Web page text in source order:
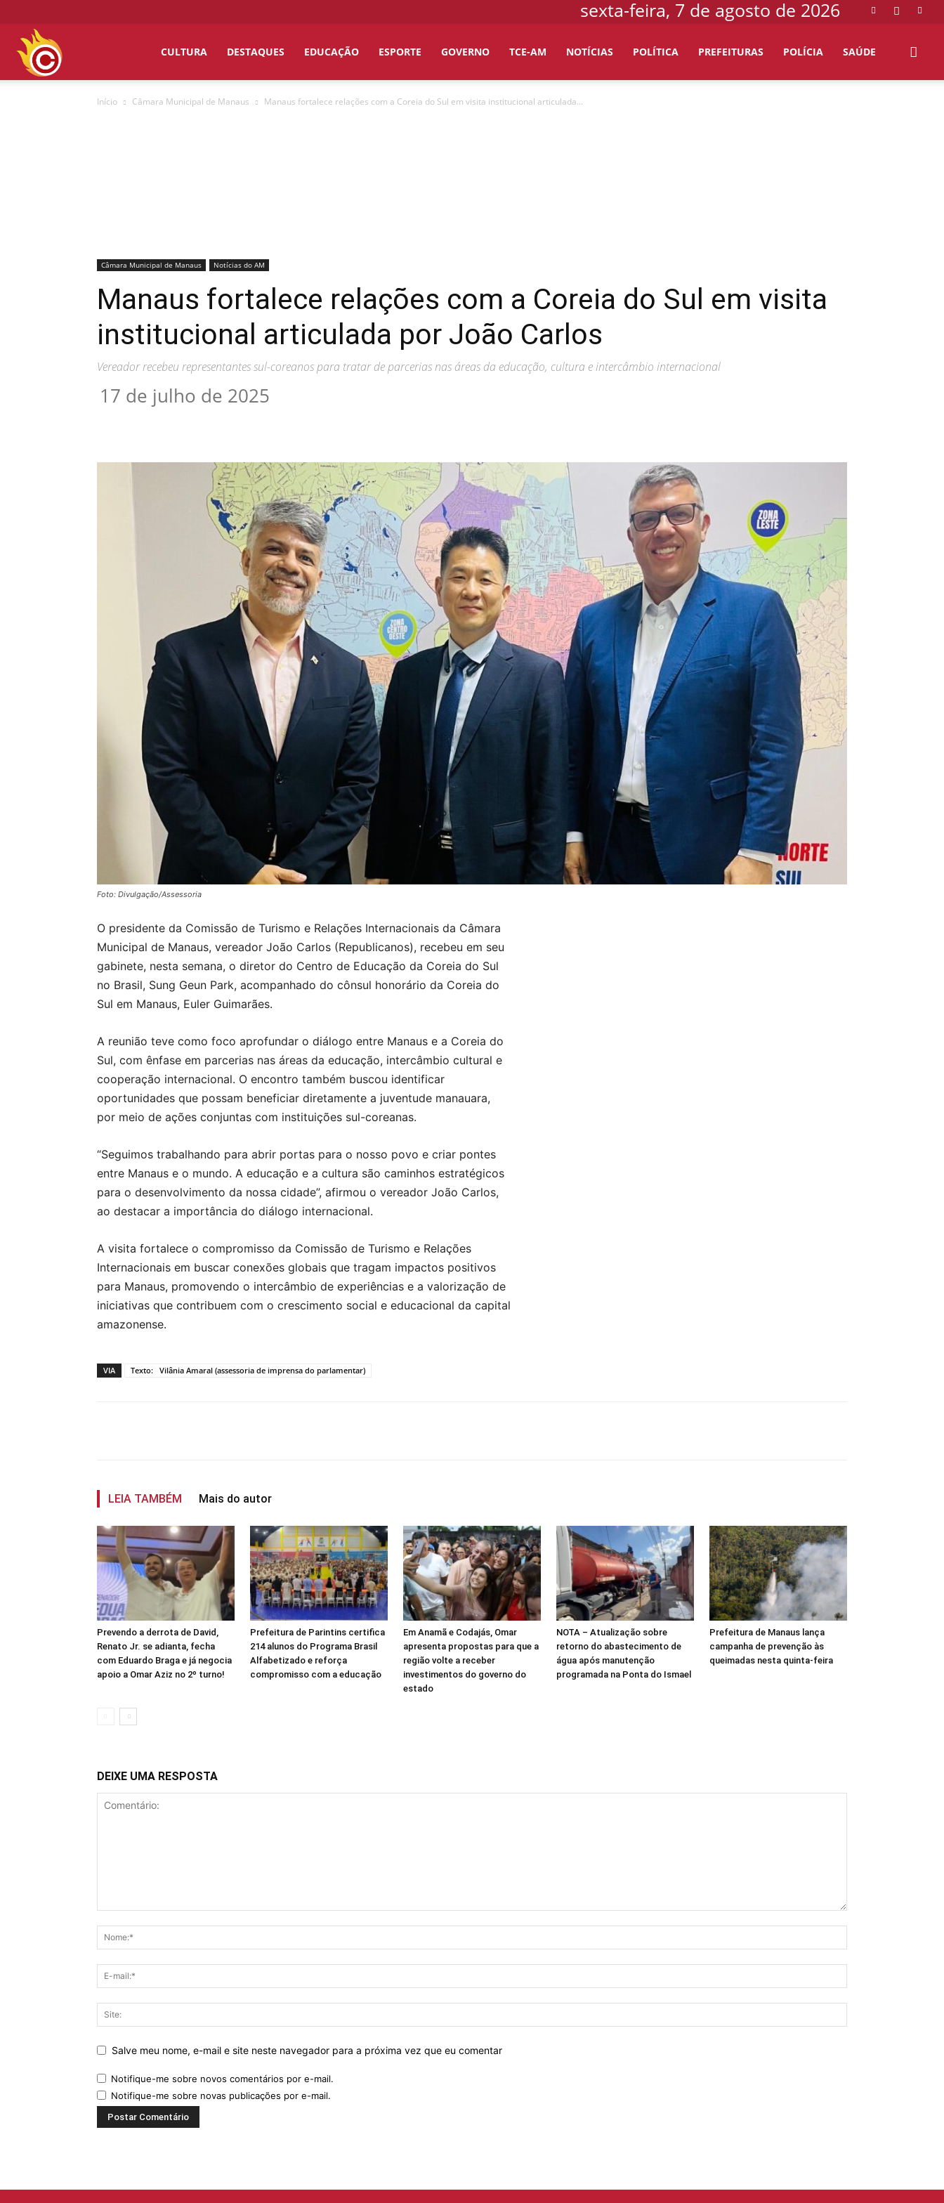
sexta-feira, 7 de agosto de 2026
CULTURA DESTAQUES EDUCAÇÃO ESPORTE GOVERNO TCE-AM NOTÍCIAS POLÍTICA PREFEITURAS POLÍCIA SAÚDE
Início Câmara Municipal de Manaus Manaus fortalece relações com a Coreia do Sul em visita institucional articulada...
Câmara Municipal de Manaus Notícias do AM
Manaus fortalece relações com a Coreia do Sul em visita
institucional articulada por João Carlos
Vereador recebeu representantes sul-coreanos para tratar de parcerias nas áreas da educação, cultura e intercâmbio internacional
17 de julho de 2025
Foto: Divulgação/Assessoria
O presidente da Comissão de Turismo e Relações Internacionais da Câmara
Municipal de Manaus, vereador João Carlos (Republicanos), recebeu em seu
gabinete, nesta semana, o diretor do Centro de Educação da Coreia do Sul
no Brasil, Sung Geun Park, acompanhado do cônsul honorário da Coreia do
Sul em Manaus, Euler Guimarães.
A reunião teve como foco aprofundar o diálogo entre Manaus e a Coreia do
Sul, com ênfase em parcerias nas áreas da educação, intercâmbio cultural e
cooperação internacional. O encontro também buscou identificar
oportunidades que possam beneficiar diretamente a juventude manauara,
por meio de ações conjuntas com instituições sul-coreanas.
“Seguimos trabalhando para abrir portas para o nosso povo e criar pontes
entre Manaus e o mundo. A educação e a cultura são caminhos estratégicos
para o desenvolvimento da nossa cidade”, afirmou o vereador João Carlos,
ao destacar a importância do diálogo internacional.
A visita fortalece o compromisso da Comissão de Turismo e Relações
Internacionais em buscar conexões globais que tragam impactos positivos
para Manaus, promovendo o intercâmbio de experiências e a valorização de
iniciativas que contribuem com o crescimento social e educacional da capital
amazonense.
VIA Texto: Vilânia Amaral (assessoria de imprensa do parlamentar)
LEIA TAMBÉM Mais do autor
Prevendo a derrota de David,
Renato Jr. se adianta, fecha
com Eduardo Braga e já negocia
apoio a Omar Aziz no 2º turno!
Prefeitura de Parintins certifica
214 alunos do Programa Brasil
Alfabetizado e reforça
compromisso com a educação
Em Anamã e Codajás, Omar
apresenta propostas para que a
região volte a receber
investimentos do governo do
estado
NOTA – Atualização sobre
retorno do abastecimento de
água após manutenção
programada na Ponta do Ismael
Prefeitura de Manaus lança
campanha de prevenção às
queimadas nesta quinta-feira
DEIXE UMA RESPOSTA
Salve meu nome, e-mail e site neste navegador para a próxima vez que eu comentar
Notifique-me sobre novos comentários por e-mail.
Notifique-me sobre novas publicações por e-mail.